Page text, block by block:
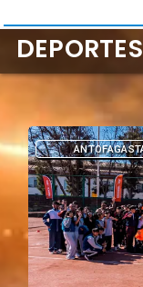
DEPORTES
DEPORTES